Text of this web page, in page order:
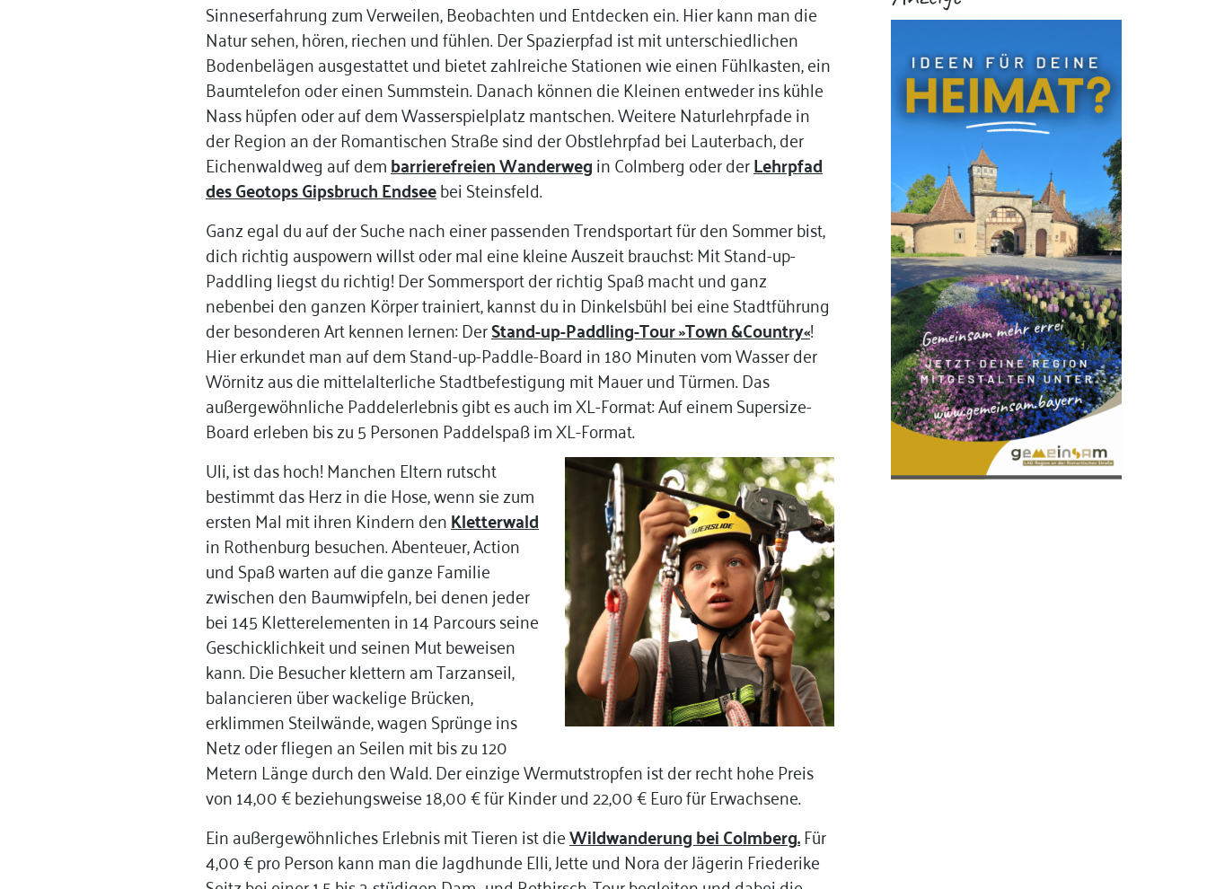
Sinneserfahrung zum Verweilen, Beobachten und Entdecken ein. Hier kann man die
Natur sehen, hören, riechen und fühlen. Der Spazierpfad ist mit unterschiedlichen
Bodenbelägen ausgestattet und bietet zahlreiche Stationen wie einen Fühlkasten, ein
Baumtelefon oder einen Summstein. Danach können die Kleinen entweder ins kühle
Nass hüpfen oder auf dem Wasserspielplatz mantschen. Weitere Naturlehrpfade in
der Region an der Romantischen Straße sind der Obstlehrpfad bei Lauterbach, der
Eichenwaldweg auf dembarrierefreien Wanderwegin Colmberg oder derLehrpfad
des Geotops Gipsbruch Endseebei Steinsfeld.
Ganz egal du auf der Suche nach einer passenden Trendsportart für den Sommer bist,
dich richtig auspowern willst oder mal eine kleine Auszeit brauchst: MitStand-up-
Paddling liegst du richtig! Der Sommersport der richtig Spaß macht und ganz
nebenbei den ganzen Körper trainiert, kannst du in Dinkelsbühl bei eine Stadtführung
der besonderen Art kennen lernen: DerStand-up-Paddling-Tour »Town &Country«!
Hier erkundet man auf dem Stand-up-Paddle-Board in 180 Minuten vom Wasser der
Wörnitz aus die mittelalterliche Stadtbefestigung mit Mauer und Türmen. Das
außergewöhnliche Paddelerlebnis gibt es auch im XL-Format: Auf einem Supersize-
Board erleben bis zu 5 Personen Paddelspaß im XL-Format.
Uli, ist das hoch! Manchen Eltern rutscht
bestimmt das Herz in die Hose, wenn sie zum
ersten Mal mit ihren Kindern denKletterwald
in Rothenburg besuchen. Abenteuer, Action
und Spaß warten auf die ganze Familie
zwischen den Baumwipfeln, bei denen jeder
bei 145 Kletterelementen in 14 Parcours seine
Geschicklichkeit und seinen Mut beweisen
kann. Die Besucher klettern am Tarzanseil,
balancieren über wackelige Brücken,
erklimmen Steilwände, wagen Sprünge ins
Netz oder fliegen an Seilen mit bis zu 120
Metern Länge durch den Wald. Der einzige Wermutstropfen ist der recht hohe Preis
von 14,00 € beziehungsweise 18,00 € für Kinder und 22,00 € Euro für Erwachsene.
Ein außergewöhnliches Erlebnis mit Tieren ist dieWildwanderung bei Colmberg.Für
4,00 € pro Person kann man die Jagdhunde Elli, Jette und Nora der Jägerin Friederike